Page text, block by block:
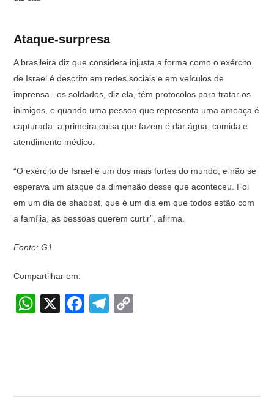
Ataque-surpresa
A brasileira diz que considera injusta a forma como o exército
de Israel é descrito em redes sociais e em veículos de
imprensa –os soldados, diz ela, têm protocolos para tratar os
inimigos, e quando uma pessoa que representa uma ameaça é
capturada, a primeira coisa que fazem é dar água, comida e
atendimento médico.
“O exército de Israel é um dos mais fortes do mundo, e não se
esperava um ataque da dimensão desse que aconteceu. Foi
em um dia de shabbat, que é um dia em que todos estão com
a família, as pessoas querem curtir”, afirma.
Fonte: G1
Compartilhar em:
W
p
X
F
o
T
m n